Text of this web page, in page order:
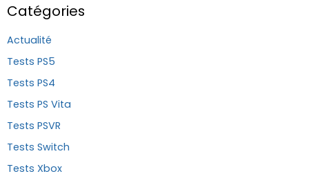
Catégories
Actualité
Tests PS5
Tests PS4
Tests PS Vita
Tests PSVR
Tests Switch
Tests Xbox